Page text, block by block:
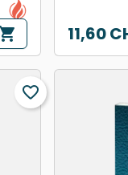
Prix
11,60
favorite_border